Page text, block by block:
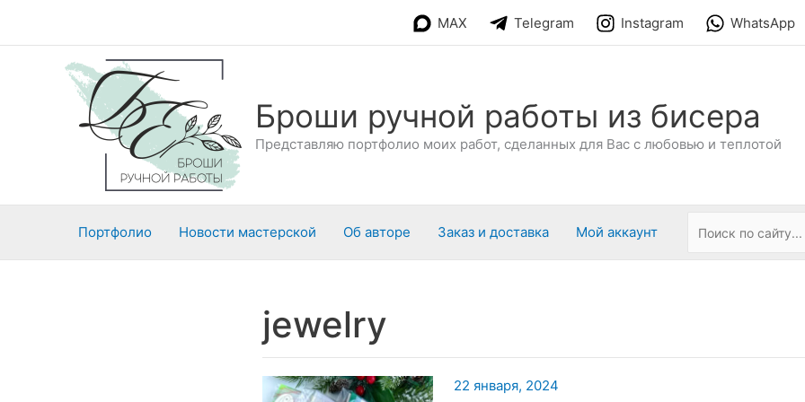
MAX Telegram Instagram WhatsApp
Броши ручной работы из бисера
Представляю портфолио моих работ, сделанных для Вас с любовью и теплотой
Портфолио Новости мастерской Об авторе Заказ и доставка Мой аккаунт
jewelry
22 января, 2024